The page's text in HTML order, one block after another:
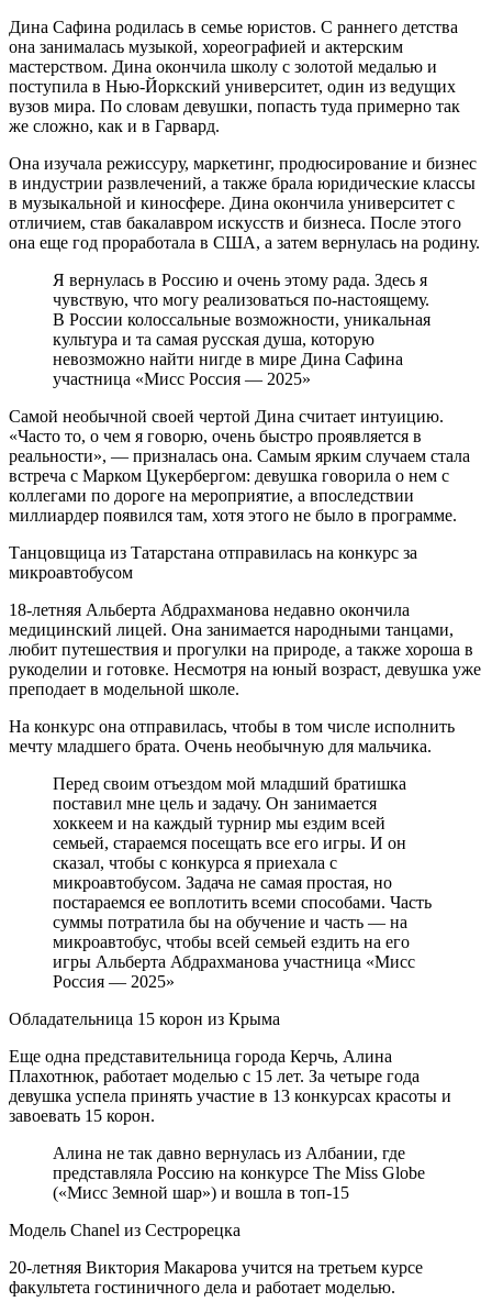
Дина Сафина родилась в семье юристов. С раннего детства
она занималась музыкой, хореографией и актерским
мастерством. Дина окончила школу с золотой медалью и
поступила в Нью-Йоркский университет, один из ведущих
вузов мира. По словам девушки, попасть туда примерно так
же сложно, как и в Гарвард.
Она изучала режиссуру, маркетинг, продюсирование и бизнес
в индустрии развлечений, а также брала юридические классы
в музыкальной и киносфере. Дина окончила университет с
отличием, став бакалавром искусств и бизнеса. После этого
она еще год проработала в США, а затем вернулась на родину.
Я вернулась в Россию и очень этому рада. Здесь я
чувствую, что могу реализоваться по-настоящему.
В России колоссальные возможности, уникальная
культура и та самая русская душа, которую
невозможно найти нигде в мире Дина Сафина
участница «Мисс Россия — 2025»
Самой необычной своей чертой Дина считает интуицию.
«Часто то, о чем я говорю, очень быстро проявляется в
реальности», — призналась она. Самым ярким случаем стала
встреча с Марком Цукербергом: девушка говорила о нем с
коллегами по дороге на мероприятие, а впоследствии
миллиардер появился там, хотя этого не было в программе.
Танцовщица из Татарстана отправилась на конкурс за
микроавтобусом
18-летняя Альберта Абдрахманова недавно окончила
медицинский лицей. Она занимается народными танцами,
любит путешествия и прогулки на природе, а также хороша в
рукоделии и готовке. Несмотря на юный возраст, девушка уже
преподает в модельной школе.
На конкурс она отправилась, чтобы в том числе исполнить
мечту младшего брата. Очень необычную для мальчика.
Перед своим отъездом мой младший братишка
поставил мне цель и задачу. Он занимается
хоккеем и на каждый турнир мы ездим всей
семьей, стараемся посещать все его игры. И он
сказал, чтобы с конкурса я приехала с
микроавтобусом. Задача не самая простая, но
постараемся ее воплотить всеми способами. Часть
суммы потратила бы на обучение и часть — на
микроавтобус, чтобы всей семьей ездить на его
игры Альберта Абдрахманова участница «Мисс
Россия — 2025»
Обладательница 15 корон из Крыма
Еще одна представительница города Керчь, Алина
Плахотнюк, работает моделью с 15 лет. За четыре года
девушка успела принять участие в 13 конкурсах красоты и
завоевать 15 корон.
Алина не так давно вернулась из Албании, где
представляла Россию на конкурсе The Miss Globe
(«Мисс Земной шар») и вошла в топ-15
Модель Chanel из Сестрорецка
20-летняя Виктория Макарова учится на третьем курсе
факультета гостиничного дела и работает моделью.